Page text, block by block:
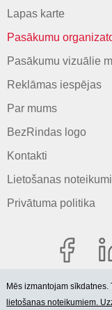
Lapas karte
Pasākumu
Pasākumu vizuālie
Reklāmas iespējas
Par mums
BezRindas logo
Kontakti
Lietošanas noteikumi
Privātuma politika
Mēs izmantojam
lietošanas noteikumiem.